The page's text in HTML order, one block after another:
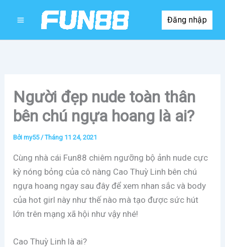
Đăng nhập
Người đẹp nude toàn thân
bên chú ngựa hoang là ai?
Bởimy55 /Tháng 11 24, 2021
Cùng nhà cái Fun88 chiêm ngưỡng bộ ảnh nude cực
kỳ nóng bỏng của cô nàng Cao Thuỳ Linh bên chú
ngựa hoang ngay sau đây để xem nhan sắc và body
của hot girl này như thế nào mà tạo được sức hút
lớn trên mạng xã hội như vậy nhé!
Cao Thuỳ Linh là ai?